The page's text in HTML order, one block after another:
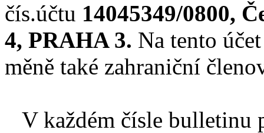
čís.účtu 14045349/0800,
4, PRAHA 3. Na tento
měně také zahraniční
V každém čísle bulletinu